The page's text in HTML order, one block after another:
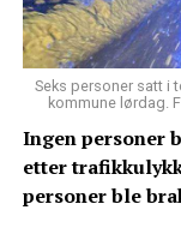
Seks personer satt i
kommune lørdag.
Ingen personer
etter
personer ble